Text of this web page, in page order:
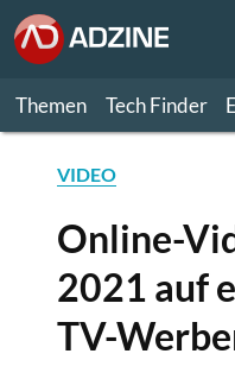
Themen Tech Finder
VIDEO
Online-
2021 auf
TV-